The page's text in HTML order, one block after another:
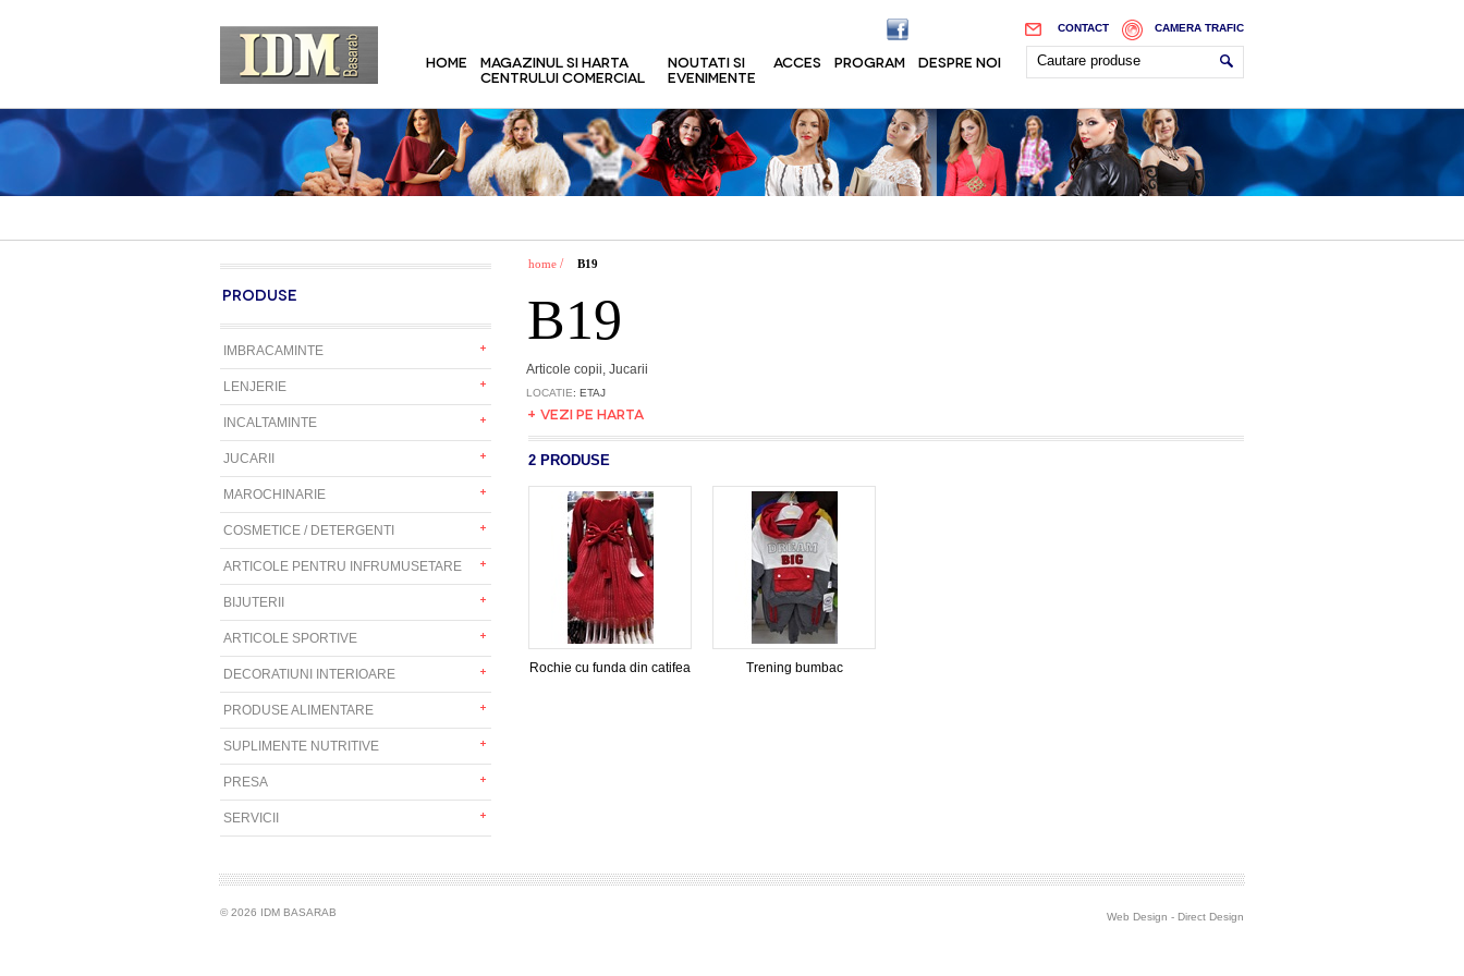
CAMERA TRAFIC
CONTACT
HOME
MAGAZINUL SI HARTA
CENTRULUI COMERCIAL
NOUTATI SI
EVENIMENTE
ACCES PROGRAM DESPRE NOI
PRODUSE
IMBRACAMINTE
LENJERIE
INCALTAMINTE
JUCARII
MAROCHINARIE
COSMETICE / DETERGENTI
ARTICOLE PENTRU INFRUMUSETARE
BIJUTERII
ARTICOLE SPORTIVE
DECORATIUNI INTERIOARE
PRODUSE ALIMENTARE
SUPLIMENTE NUTRITIVE
PRESA
SERVICII
home / B19
B19
Articole copii, Jucarii
LOCATIE: ETAJ
+ VEZI PE HARTA
2 PRODUSE
Rochie cu funda din catifea Trening bumbac
© 2026 IDM BASARAB Web Design - Direct Design